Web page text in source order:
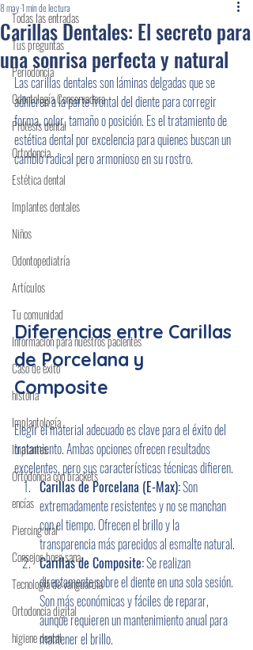
Todas las entradas
Tus preguntas
Periodoncia
Odontología Conservadora
Prótesis dental
Ortodoncia
Estética dental
Implantes dentales
Niños
Odontopediatría
Artículos
Tu comunidad
Información para nuestros pacientes
Caso de éxito
historia
Implantología
Implantes
Ortodoncia con brackets
encías
Piercing oral
Consejos boca sana
Tecnología de vanguardia
Ortodoncia digital
higiene dental
Carillas Dentales: El secreto para
una sonrisa perfecta y natural
8 may1 min de lectura
Las carillas dentales son láminas delgadas que se
adhieren a la parte frontal del diente para corregir
forma, color, tamaño o posición. Es el tratamiento de
estética dental por excelencia para quienes buscan un
cambio radical pero armonioso en su rostro.
Diferencias entre Carillas
de Porcelana y
Composite
Elegir el material adecuado es clave para el éxito del
tratamiento. Ambas opciones ofrecen resultados
excelentes, pero sus características técnicas difieren.
Carillas de Porcelana (E-Max): Son
extremadamente resistentes y no se manchan
con el tiempo. Ofrecen el brillo y la
transparencia más parecidos al esmalte natural.
Carillas de Composite: Se realizan
directamente sobre el diente en una sola sesión.
Son más económicas y fáciles de reparar,
aunque requieren un mantenimiento anual para
mantener el brillo.